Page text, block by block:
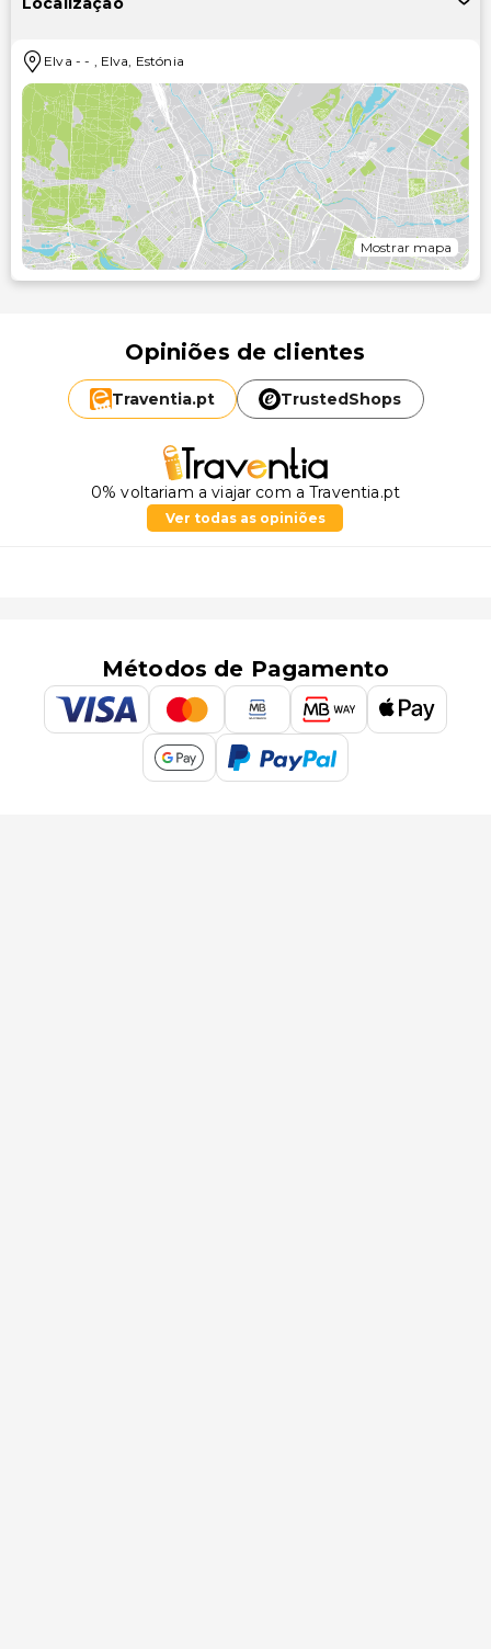
Elva -- , Elva, Estónia
Mostrar mapa
Opiniões de clientes
Traventia.pt TrustedShops
0% voltariam a viajar com a Traventia.pt
Ver todas as opiniões
Métodos de Pagamento